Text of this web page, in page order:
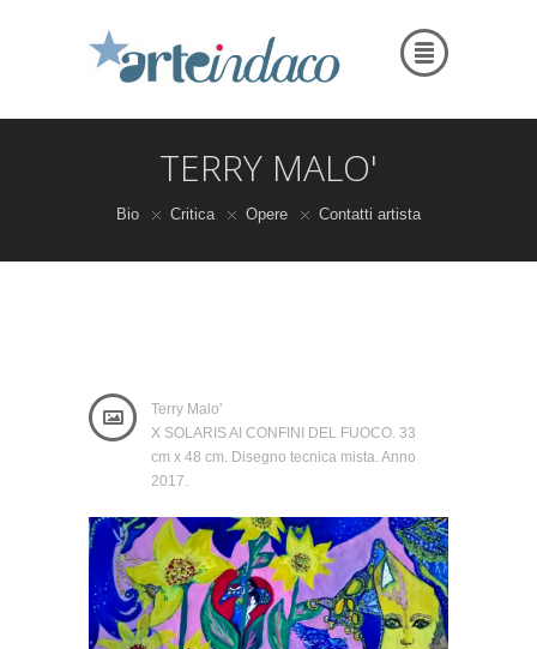
TERRY MALO'
Bio Critica Opere Contatti artista
Terry Malo'
X SOLARIS AI CONFINI DEL FUOCO. 33
cm x 48 cm. Disegno tecnica mista. Anno
2017.